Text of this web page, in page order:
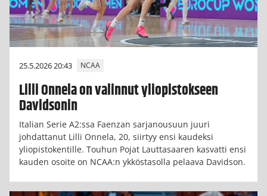
25.5.2026 20:43 NCAA
Lilli Onnela on valinnut yliopistokseen
Davidsonin
Italian Serie A2:ssa Faenzan sarjanousuun juuri
johdattanut Lilli Onnela, 20, siirtyy ensi kaudeksi
yliopistokentille. Touhun Pojat Lauttasaaren kasvatti ensi
kauden osoite on NCAA:n ykköstasolla pelaava Davidson.